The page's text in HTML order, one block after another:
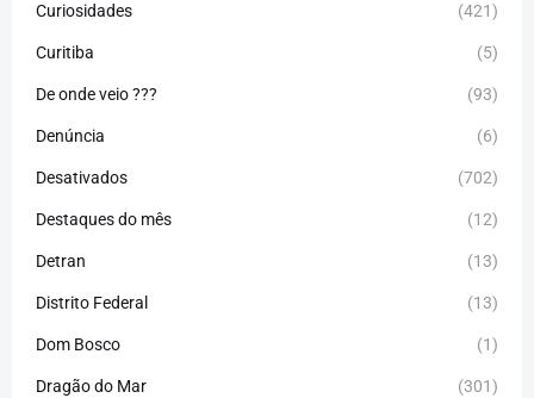
Curiosidades (421)
Curitiba (5)
De onde veio ??? (93)
Denúncia (6)
Desativados (702)
Destaques do mês (12)
Detran (13)
Distrito Federal (13)
Dom Bosco (1)
Dragão do Mar (301)